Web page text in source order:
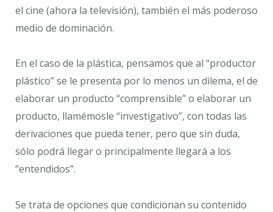
el cine (ahora la televisión), también el más poderoso
medio de dominación.
En el caso de la plástica, pensamos que al “productor
plástico” se le presenta por lo menos un dilema, el de
elaborar un producto “comprensible” o elaborar un
producto, llamémosle “investigativo”, con todas las
derivaciones que pueda tener, pero que sin duda,
sólo podrá llegar o principalmente llegará a los
“entendidos”.
Se trata de opciones que condicionan su contenido